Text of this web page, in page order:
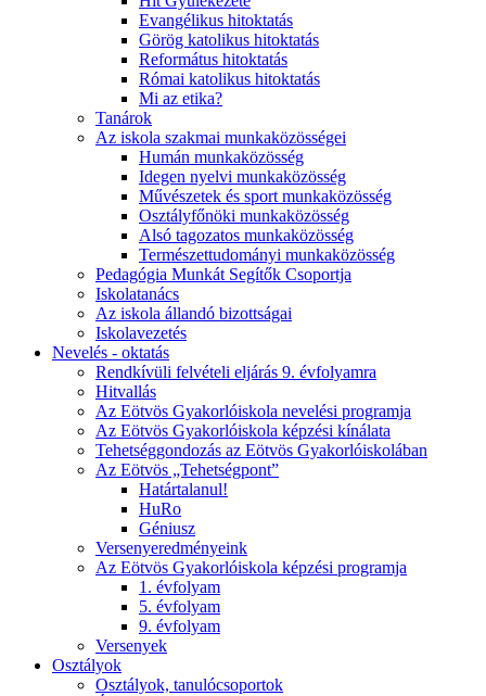
Evangélikus hitoktatás
Görög katolikus hitoktatás
Református hitoktatás
Római katolikus hitoktatás
Mi az etika?
Tanárok
Az iskola szakmai munkaközösségei
Humán munkaközösség
Idegen nyelvi munkaközösség
Művészetek és sport munkaközösség
Osztályfőnöki munkaközösség
Alsó tagozatos munkaközösség
Természettudományi munkaközösség
Pedagógia Munkát Segítők Csoportja
Iskolatanács
Az iskola állandó bizottságai
Iskolavezetés
Nevelés - oktatás
Rendkívüli felvételi eljárás 9. évfolyamra
Hitvallás
Az Eötvös Gyakorlóiskola nevelési programja
Az Eötvös Gyakorlóiskola képzési kínálata
Tehetséggondozás az Eötvös Gyakorlóiskolában
Az Eötvös „Tehetségpont”
Határtalanul!
HuRo
Géniusz
Versenyeredményeink
Az Eötvös Gyakorlóiskola képzési programja
1. évfolyam
5. évfolyam
9. évfolyam
Versenyek
Osztályok
Osztályok, tanulócsoportok